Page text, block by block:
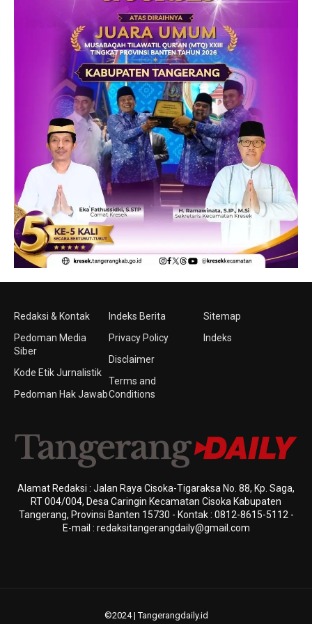
Redaksi & Kontak
Pedoman Media
Siber
Kode Etik Jurnalistik
Pedoman Hak Jawab
Indeks Berita
Privacy Policy
Disclaimer
Terms and
Conditions
Sitemap
Indeks
Alamat Redaksi : Jalan Raya Cisoka-Tigaraksa No. 88, Kp. Saga,
RT 004/004, Desa Caringin Kecamatan Cisoka Kabupaten
Tangerang, Provinsi Banten 15730 - Kontak : 0812-8615-5112 -
E-mail : redaksitangerangdaily@gmail.com
©2024 | Tangerangdaily.id